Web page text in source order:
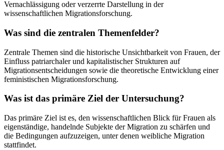
Vernachlässigung oder verzerrte Darstellung in der
wissenschaftlichen Migrationsforschung.
Was sind die zentralen Themenfelder?
Zentrale Themen sind die historische Unsichtbarkeit von Frauen, der
Einfluss patriarchaler und kapitalistischer Strukturen auf
Migrationsentscheidungen sowie die theoretische Entwicklung einer
feministischen Migrationsforschung.
Was ist das primäre Ziel der Untersuchung?
Das primäre Ziel ist es, den wissenschaftlichen Blick für Frauen als
eigenständige, handelnde Subjekte der Migration zu schärfen und
die Bedingungen aufzuzeigen, unter denen weibliche Migration
stattfindet.